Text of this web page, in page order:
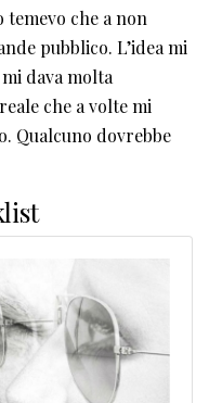
temevo che a non
pubblico. L’idea mi
dava molta
che a volte mi
Qualcuno dovrebbe